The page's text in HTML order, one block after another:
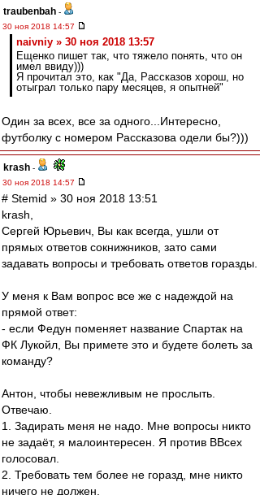
traubenbah -
30 ноя 2018 14:57
naivniy » 30 ноя 2018 13:57
Ещенко пишет так, что тяжело понять, что он
имел ввиду)))
Я прочитал это, как "Да, Рассказов хорош, но
отыграл только пару месяцев, я опытней"
Один за всех, все за одного...Интересно,
футболку с номером Рассказова одели бы?)))
krash -
30 ноя 2018 14:57
# Stemid » 30 ноя 2018 13:51
krash,
Сергей Юрьевич, Вы как всегда, ушли от
прямых ответов сокнижников, зато сами
задавать вопросы и требовать ответов горазды.
У меня к Вам вопрос все же с надеждой на
прямой ответ:
- если Федун поменяет название Спартак на
ФК Лукойл, Вы примете это и будете болеть за
команду?
Антон, чтобы невежливым не прослыть.
Отвечаю.
1. Задирать меня не надо. Мне вопросы никто
не задаёт, я малоинтересен. Я против ВВсех
голосовал.
2. Требовать тем более не горазд, мне никто
ничего не должен.